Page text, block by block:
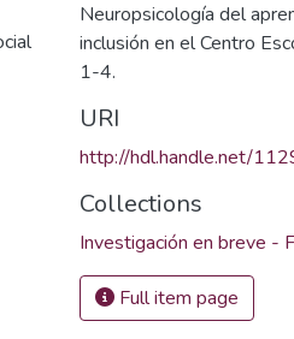
Neuropsicología del
inclusión en el Centro
1-4.
URI
http://hdl.handle.net/
Collections
Investigación en breve -
Full item page